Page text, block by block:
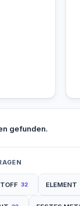
gefunden.
32 ELEMENT